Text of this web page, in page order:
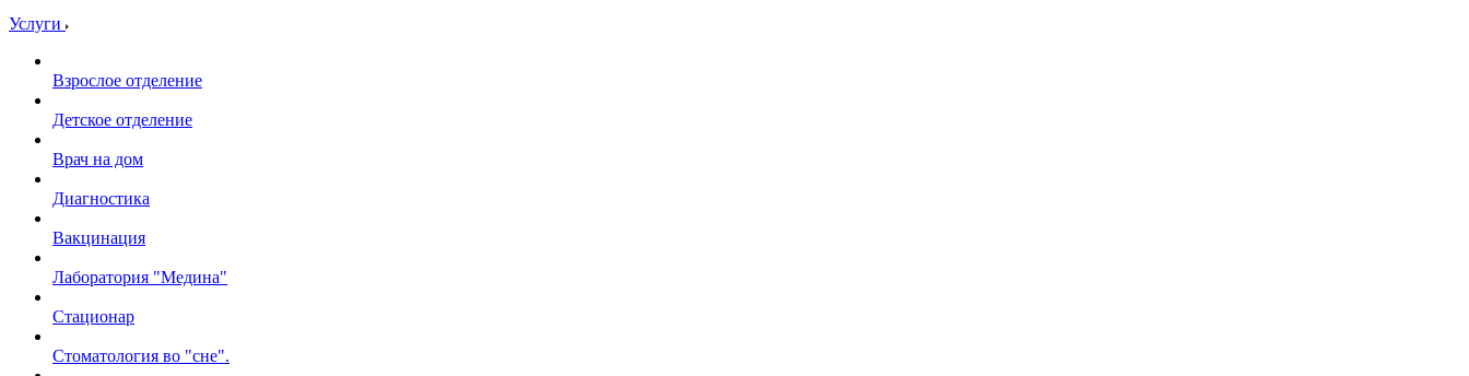
Услуги
Взрослое отделение
Детское отделение
Врач на дом
Диагностика
Вакцинация
Лаборатория "Медина"
Стационар
Стоматология во "сне".